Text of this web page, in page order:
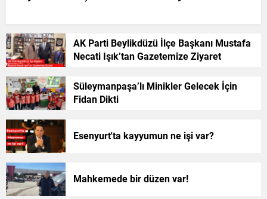
AK Parti Beylikdüzü İlçe Başkanı Mustafa
Necati Işık’tan Gazetemize Ziyaret
Süleymanpaşa’lı Minikler Gelecek İçin
Fidan Dikti
Esenyurt'ta kayyumun ne işi var?
Mahkemede bir düzen var!